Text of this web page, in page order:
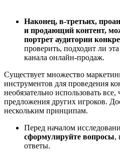
Наконец, в-третьих,
и продающий контент,
портрет аудитории
проверить, подходит ли
канала онлайн-продаж.
Существует множество
инструментов для проведения
необязательно использовать
предложения других игроков.
нескольким принципам.
Перед началом
сформулируйте вопросы,
ответы.